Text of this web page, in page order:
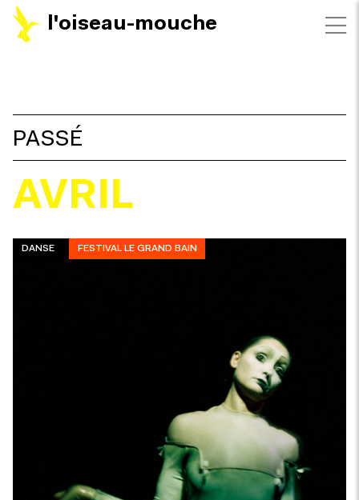
l'oiseau-mouche
FILTRES
PASSÉ
AVRIL
DANSE FESTIVAL LE GRAND BAIN